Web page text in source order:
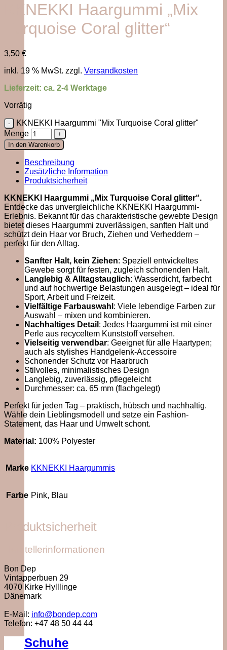
Schuhe
KKNEKKI Haargummi „Mix
Turquoise Coral glitter“
3,50 €
inkl. 19 % MwSt. zzgl. Versandkosten
Lieferzeit: ca. 2-4 Werktage
Vorrätig
KKNEKKI Haargummi "Mix Turquoise Coral glitter"
Menge
In den Warenkorb
Beschreibung
Zusätzliche Information
Produktsicherheit
KKNEKKI Haargummi „Mix Turquoise Coral glitter“.
Entdecke das unvergleichliche KKNEKKI Haargummi-
Erlebnis. Bekannt für das charakteristische gewebte Design
bietet dieses Haargummi zuverlässigen, sanften Halt und
schützt dein Haar vor Bruch, Ziehen und Verheddern –
perfekt für den Alltag.
Sanfter Halt, kein Ziehen: Speziell entwickeltes
Gewebe sorgt für festen, zugleich schonenden Halt.
Langlebig & Alltagstauglich: Wasserdicht, farbecht
und auf hochwertige Belastungen ausgelegt – ideal für
Sport, Arbeit und Freizeit.
Vielfältige Farbauswahl : Viele lebendige Farben zur
Auswahl – mixen und kombinieren.
Nachhaltiges Detail : Jedes Haargummi ist mit einer
Perle aus recyceltem Kunststoff versehen.
Vielseitig verwendbar: Geeignet für alle Haartypen;
auch als stylishes Handgelenk-Accessoire
Schonender Schutz vor Haarbruch
Stilvolles, minimalistisches Design
Langlebig, zuverlässig, pflegeleicht
Durchmesser: ca. 65 mm (flachgelegt)
Perfekt für jeden Tag – praktisch, hübsch und nachhaltig.
Wähle dein Lieblingsmodell und setze ein Fashion-
Statement, das Haar und Umwelt schont.
Material: 100% Polyester
Marke KKNEKKI Haargummis
Farbe Pink, Blau
Produktsicherheit
Herstellerinformationen
Bon Dep
Vintapperbuen 29
4070 Kirke Hylllinge
Dänemark
E-Mail: info@bondep.com
Telefon: +47 48 50 44 44